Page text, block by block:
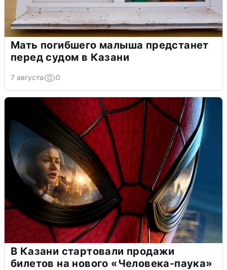
Мать погибшего малыша предстанет
перед судом в Казани
7 августа 0
В Казани стартовали продажи
билетов на нового «Человека-паука»